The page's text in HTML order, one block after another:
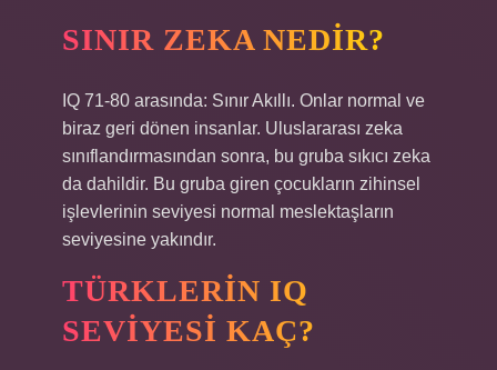
SINIR ZEKA NEDIR?
IQ 71-80 arasında: Sınır Akıllı. Onlar normal ve
biraz geri dönen insanlar. Uluslararası zeka
sınıflandırmasından sonra, bu gruba sıkıcı zeka
da dahildir. Bu gruba giren çocukların zihinsel
işlevlerinin seviyesi normal meslektaşların
seviyesine yakındır.
TÜRKLERIN IQ
SEVIYESI KAÇ?